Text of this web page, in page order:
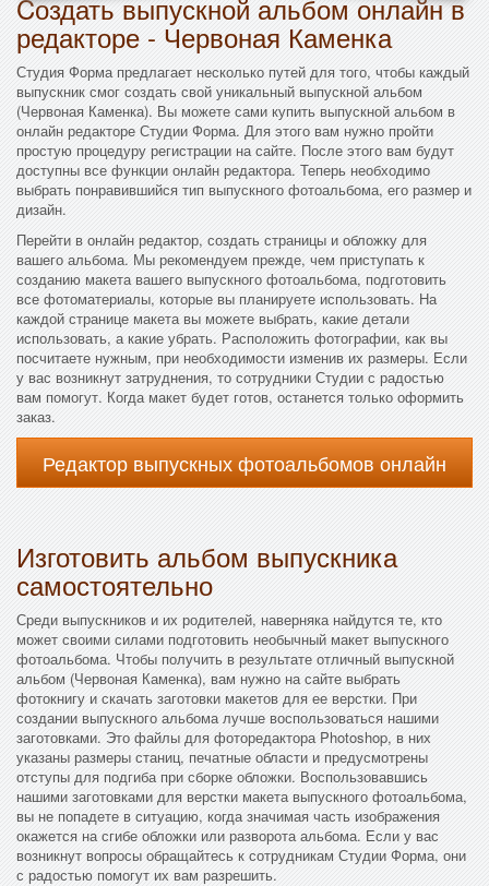
Cоздать выпускной альбом онлайн в
редакторе - Червоная Каменка
Студия Форма предлагает несколько путей для того, чтобы каждый
выпускник смог создать свой уникальный выпускной альбом
(Червоная Каменка). Вы можете сами купить выпускной альбом в
онлайн редакторе Студии Форма. Для этого вам нужно пройти
простую процедуру регистрации на сайте. После этого вам будут
доступны все функции онлайн редактора. Теперь необходимо
выбрать понравившийся тип выпускного фотоальбома, его размер и
дизайн.
Перейти в онлайн редактор, создать страницы и обложку для
вашего альбома. Мы рекомендуем прежде, чем приступать к
созданию макета вашего выпускного фотоальбома, подготовить
все фотоматериалы, которые вы планируете использовать. На
каждой странице макета вы можете выбрать, какие детали
использовать, а какие убрать. Расположить фотографии, как вы
посчитаете нужным, при необходимости изменив их размеры. Если
у вас возникнут затруднения, то сотрудники Студии с радостью
вам помогут. Когда макет будет готов, останется только оформить
заказ.
Редактор выпускных фотоальбомов онлайн
Изготовить альбом выпускника
самостоятельно
Среди выпускников и их родителей, наверняка найдутся те, кто
может своими силами подготовить необычный макет выпускного
фотоальбома. Чтобы получить в результате отличный выпускной
альбом (Червоная Каменка), вам нужно на сайте выбрать
фотокнигу и скачать заготовки макетов для ее верстки. При
создании выпускного альбома лучше воспользоваться нашими
заготовками. Это файлы для фоторедактора Photoshop, в них
указаны размеры станиц, печатные области и предусмотрены
отступы для подгиба при сборке обложки. Воспользовавшись
нашими заготовками для верстки макета выпускного фотоальбома,
вы не попадете в ситуацию, когда значимая часть изображения
окажется на сгибе обложки или разворота альбома. Если у вас
возникнут вопросы обращайтесь к сотрудникам Студии Форма, они
с радостью помогут их вам разрешить.